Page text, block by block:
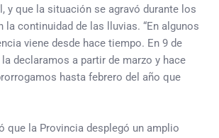
y que la situación se agravó durante los
continuidad de las lluvias. “En algunos
viene desde hace tiempo. En 9 de
declaramos a partir de marzo y hace
hasta febrero del año que
que la Provincia desplegó un amplio